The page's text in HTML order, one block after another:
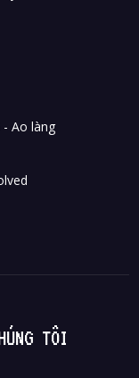
- Ao làng
TÔI